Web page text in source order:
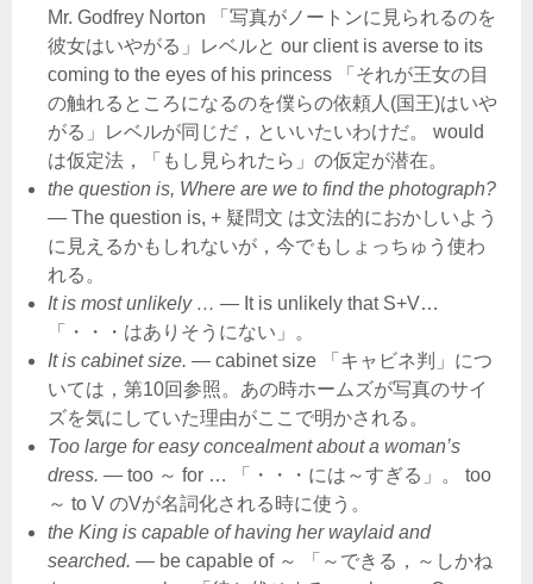
Mr. Godfrey Norton 「写真がノートンに見られるのを
彼女はいやがる」レベルと our client is averse to its
coming to the eyes of his princess 「それが王女の目
の触れるところになるのを僕らの依頼人(国王)はいや
がる」レベルが同じだ，といいたいわけだ。 would
は仮定法，「もし見られたら」の仮定が潜在。
the question is, Where are we to find the photograph?
― The question is, + 疑問文 は文法的におかしいよう
に見えるかもしれないが，今でもしょっちゅう使わ
れる。
It is most unlikely … ― It is unlikely that S+V…
「・・・はありそうにない」。
It is cabinet size. ― cabinet size 「キャビネ判」につ
いては，第10回参照。あの時ホームズが写真のサイ
ズを気にしていた理由がここで明かされる。
Too large for easy concealment about a woman’s
dress. ― too ～ for … 「・・・には～すぎる」。 too
～ to V のVが名詞化される時に使う。
the King is capable of having her waylaid and
searched. ― be capable of ～ 「～できる，～しかね